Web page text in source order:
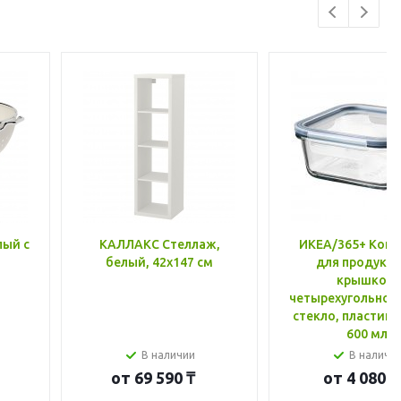
с
КАЛЛАКС Стеллаж,
белый, 42x147 см
В наличии
от 69 590 ₸
ИКЕА/365+
для
крышкой,
стекло, пластик
600 мл
В
от 4 080 ₸